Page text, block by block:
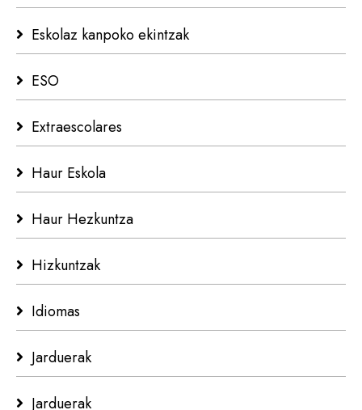
Eskolaz kanpoko ekintzak
ESO
Extraescolares
Haur Eskola
Haur Hezkuntza
Hizkuntzak
Idiomas
Jarduerak
Jarduerak